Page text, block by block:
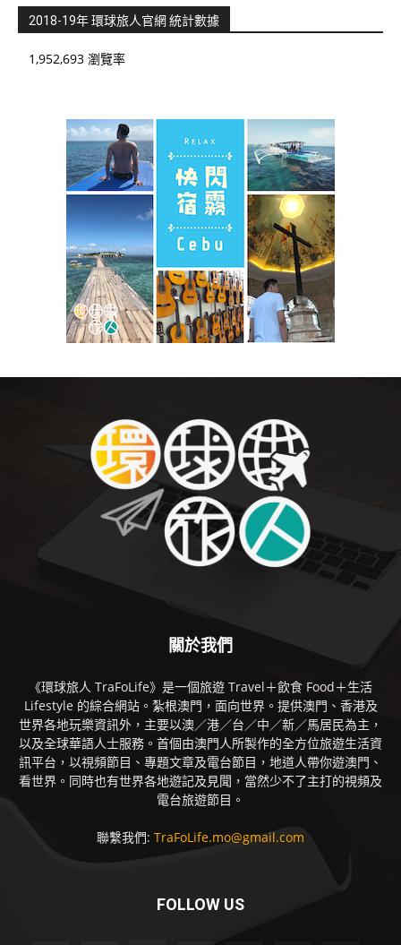
2018-19年 環球旅人官網 統計數據
1,952,693 瀏覽率
關於我們
《環球旅人 TraFoLife》是一個旅遊 Travel＋飲食 Food＋生活
Lifestyle 的綜合網站。紮根澳門，面向世界。提供澳門、香港及
世界各地玩樂資訊外，主要以澳／港／台／中／新／馬居民為主，
以及全球華語人士服務。首個由澳門人所製作的全方位旅遊生活資
訊平台，以視頻節目、專題文章及電台節目，地道人帶你遊澳門、
看世界。同時也有世界各地遊記及見聞，當然少不了主打的視頻及
電台旅遊節目。
聯繫我們: TraFoLife.mo@gmail.com
FOLLOW US